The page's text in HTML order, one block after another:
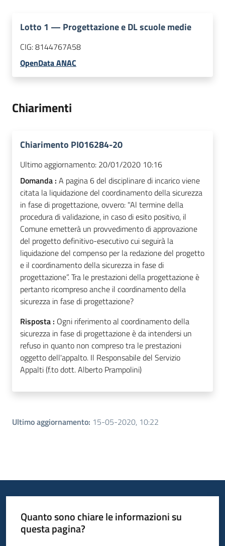
Lotto 1 — Progettazione e DL scuole medie
CIG:8144767A58
OpenData ANAC
Chiarimenti
Chiarimento PI016284-20
Ultimo aggiornamento: 20/01/2020 10:16
Domanda : A pagina 6 del disciplinare di incarico viene
citata la liquidazione del coordinamento della sicurezza
in fase di progettazione, ovvero: "Al termine della
procedura di validazione, in caso di esito positivo, il
Comune emetterà un provvedimento di approvazione
del progetto definitivo-esecutivo cui seguirà la
liquidazione del compenso per la redazione del progetto
e il coordinamento della sicurezza in fase di
progettazione”. Tra le prestazioni della progettazione è
pertanto ricompreso anche il coordinamento della
sicurezza in fase di progettazione?
Risposta : Ogni riferimento al coordinamento della
sicurezza in fase di progettazione è da intendersi un
refuso in quanto non compreso tra le prestazioni
oggetto dell'appalto. Il Responsabile del Servizio
Appalti (f.to dott. Alberto Prampolini)
Ultimo aggiornamento: 15-05-2020, 10:22
Quanto sono chiare le informazioni su
questa pagina?